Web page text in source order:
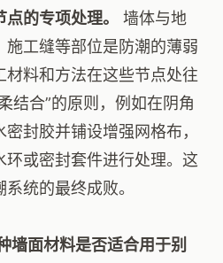
的专项处理。
墙体与地
施工缝等部位是防潮的薄弱
料和方法在这些节点处往
结合”的原则，例如在阴角
封胶并铺设增强网格布，
环或密封套件进行处理。这
统的最终成败。
墙面材料是否适合用于别